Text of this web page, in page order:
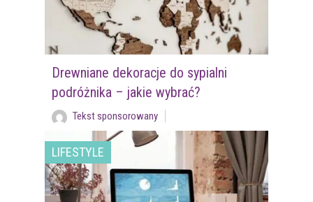
Drewniane dekoracje do sypialni
podróżnika – jakie wybrać?
Tekst sponsorowany
LIFESTYLE